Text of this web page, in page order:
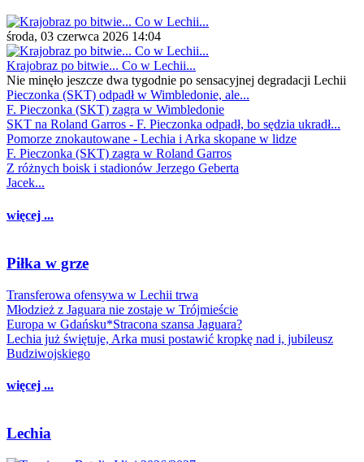
środa, 03 czerwca 2026 14:04
Krajobraz po bitwie... Co w Lechii...
Nie minęło jeszcze dwa tygodnie po sensacyjnej degradacji Lechii
Pieczonka (SKT) odpadł w Wimbledonie, ale...
F. Pieczonka (SKT) zagra w Wimbledonie
SKT na Roland Garros - F. Pieczonka odpadł, bo sędzia ukradł...
Pomorze znokautowane - Lechia i Arka skopane w lidze
F. Pieczonka (SKT) zagra w Roland Garros
Z różnych boisk i stadionów Jerzego Geberta
Jacek...
więcej ...
Piłka w grze
Transferowa ofensywa w Lechii trwa
Młodzież z Jaguara nie zostaje w Trójmieście
Europa w Gdańsku*Stracona szansa Jaguara?
Lechia już świętuje, Arka musi postawić kropkę nad i, jubileusz
Budziwojskiego
więcej ...
Lechia